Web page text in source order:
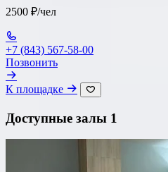
2500 ₽/чел
+7 (843) 567-58-00
Позвонить
К площадке
Доступные залы 1